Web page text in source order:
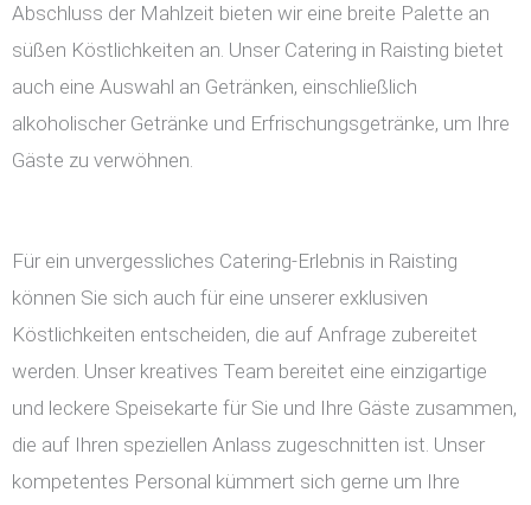
Abschluss der Mahlzeit bieten wir eine breite Palette an
süßen Köstlichkeiten an. Unser Catering in Raisting bietet
auch eine Auswahl an Getränken, einschließlich
alkoholischer Getränke und Erfrischungsgetränke, um Ihre
Gäste zu verwöhnen.
Für ein unvergessliches Catering-Erlebnis in Raisting
können Sie sich auch für eine unserer exklusiven
Köstlichkeiten entscheiden, die auf Anfrage zubereitet
werden. Unser kreatives Team bereitet eine einzigartige
und leckere Speisekarte für Sie und Ihre Gäste zusammen,
die auf Ihren speziellen Anlass zugeschnitten ist. Unser
kompetentes Personal kümmert sich gerne um Ihre